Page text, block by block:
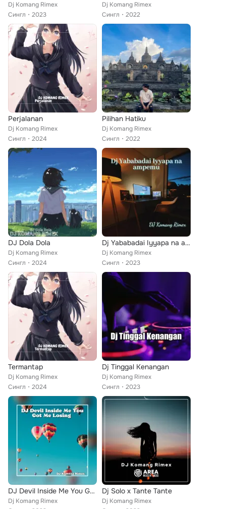
Dj Komang Rimex
Сингл
2023
Dj Komang Rimex
Сингл
2022
Perjalanan
Dj Komang Rimex
Сингл
2024
Pilihan Hatiku
Dj Komang Rimex
Сингл
2022
DJ Dola Dola
Dj Komang Rimex
Сингл
2024
Dj Yababadai Iyyapa na ampemu - Inst
Dj Komang Rimex
Сингл
2023
Termantap
Dj Komang Rimex
Сингл
2024
Dj Tinggal Kenangan
Dj Komang Rimex
Сингл
2023
DJ Devil Inside Me You Got Me Losing Ins
Dj Komang Rimex
Dj Solo x Tante Tante
Dj Komang Rimex